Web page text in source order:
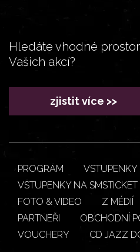
Hledáte vhodné
Vašich akcí?
zjistit více >>
PROGRAM
VSTUPENKY
VSTUPENKY NA SMSTICKET
FOTO & VIDEO
Z MÉDIÍ
PARTNEŘI
OBCHODNÍ
VOUCHERY
CD JAZZ